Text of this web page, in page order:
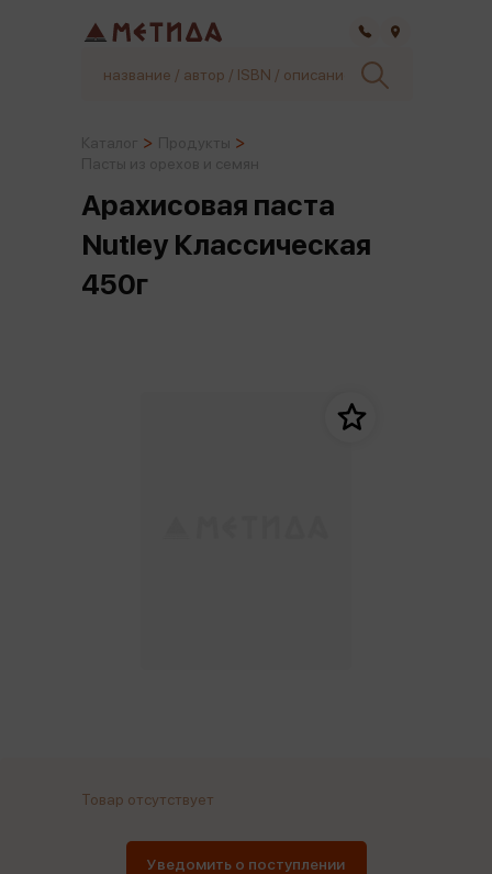
Арахисовая паста
Nutley Классическая
450г
Товар отсутствует
Уведомить о поступлении